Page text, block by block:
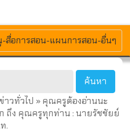
-สื่อการสอน-แผนการสอน-อื่นๆ
าวทั่วไป » คุณครูต้องอ่านนะ
ถึง คุณครูทุกท่าน : นายรัชชัยย์
.